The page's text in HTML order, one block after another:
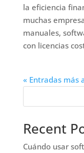
la eficiencia
muchas
manuales,
con licencias
« Entradas más
Recent
Cuándo usar